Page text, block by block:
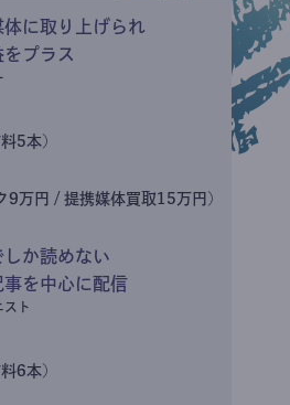
体に取り上げられ
をプラス
5本)
9万円 / 提携媒体買取15万円)
しか読めない
事を中心に配信
スト
6本)